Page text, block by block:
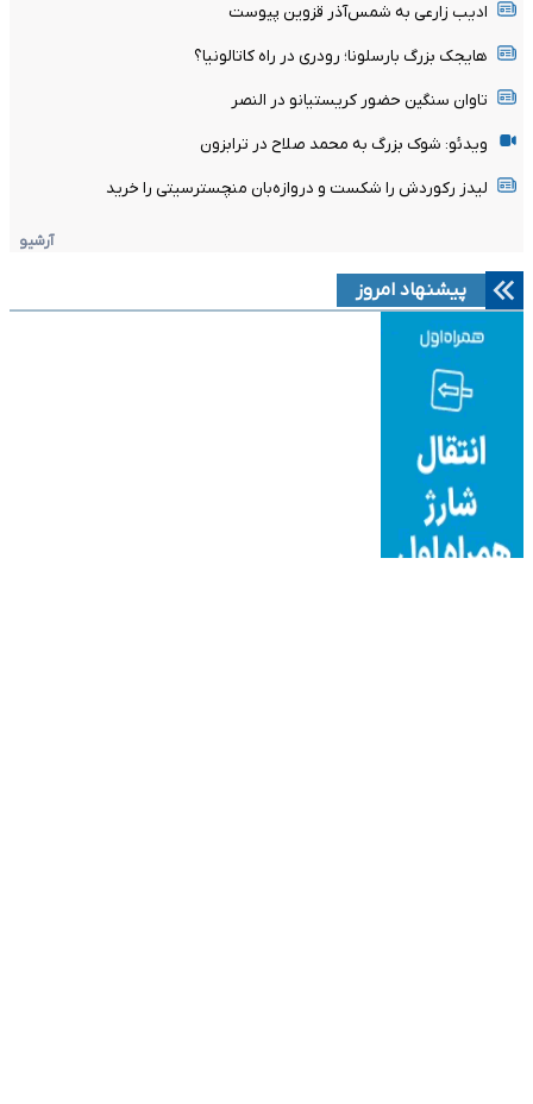
ادیب زارعی به شمس‌آذر قزوین پیوست
هایجک بزرگ بارسلونا؛ رودری در راه کاتالونیا؟
تاوان سنگین حضور کریستیانو در النصر
ویدئو: شوک بزرگ به محمد صلاح در ترابزون
لیدز رکوردش را شکست و دروازه‌بان منچسترسیتی را خرید
آرشیو
پیشنهاد امروز